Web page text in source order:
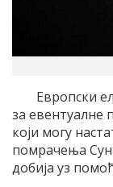
Европски
за евентуалне
који могу
помрачења
добија уз